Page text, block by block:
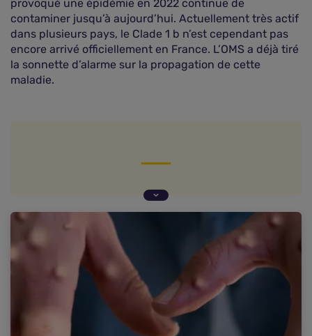
provoqué une épidémie en 2022 continue de
contaminer jusqu’à aujourd’hui. Actuellement très actif
dans plusieurs pays, le Clade 1 b n’est cependant pas
encore arrivé officiellement en France. L’OMS a déjà tiré
la sonnette d’alarme sur la propagation de cette
maladie.
L'alerte mondiale a été lancée par l'OMS